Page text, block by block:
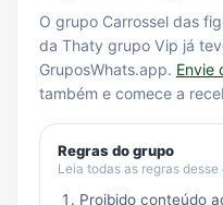
O grupo Carrossel das
da Thaty grupo Vip já
GruposWhats.app. Envie
também e comece a
Regras do grupo
Leia todas as regras
Proibido conteúdo